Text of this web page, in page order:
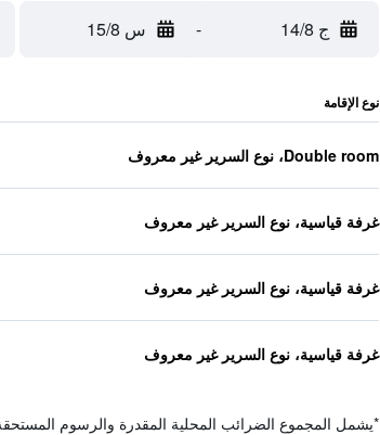
ج 14/8 - س 15/8
نوع الإقامة
Double room، نوع السرير غير معروف
غرفة قياسية، نوع السرير غير معروف
غرفة قياسية، نوع السرير غير معروف
غرفة قياسية، نوع السرير غير معروف
*يشمل المجموع الضرائب المحلية المقدرة والرسوم